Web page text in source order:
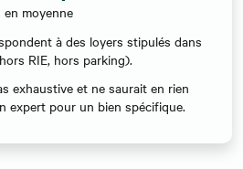
en moyenne
à des loyers stipulés dans
RIE, hors parking).
exhaustive et ne saurait en rien
expert pour un bien spécifique.